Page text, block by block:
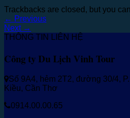
Trackbacks are closed, but you can
← Previous
Next →
THÔNG TIN LIÊN HỆ
Công ty Du Lịch Vinh Tour
Số 9A4, hẻm 2T2, đường 30/4,
Kiều, Cần Thơ
0914.00.00.65